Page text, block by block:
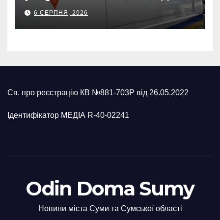
500-кілограмову авіабомбу
росіян
6 СЕРПНЯ, 2026
Св. про реєстрацію КВ №881-703Р від 26.05.2022
Ідентифікатор МЕДІА R-40-02241
Odin Doma Sumy
Новини міста Суми та Сумської області